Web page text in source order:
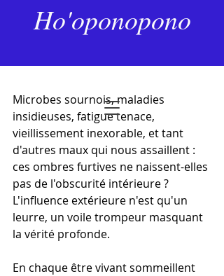
Ho'oponopono
Les nouvelles idées
Dernière mise à jour :
27 janv.
Microbes sournois, maladies
insidieuses, fatigue tenace,
vieillissement inexorable, et tant
d'autres maux qui nous assaillent :
ces ombres furtives ne naissent-elles
pas de l'obscurité intérieure ?
L'influence extérieure n'est qu'un
leurre, un voile trompeur masquant
la vérité profonde.
En chaque être vivant sommeillent